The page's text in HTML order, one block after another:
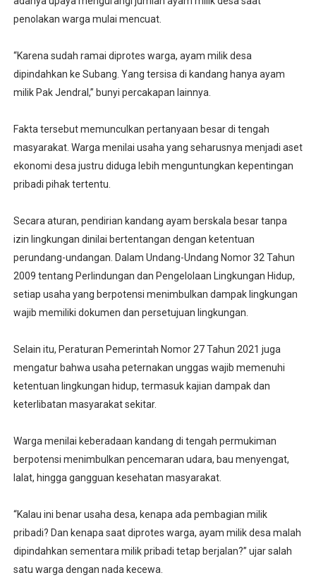
penolakan warga mulai mencuat.
“Karena sudah ramai diprotes warga, ayam milik desa
dipindahkan ke Subang. Yang tersisa di kandang hanya ayam
milik Pak Jendral,” bunyi percakapan lainnya.
Fakta tersebut memunculkan pertanyaan besar di tengah
masyarakat. Warga menilai usaha yang seharusnya menjadi aset
ekonomi desa justru diduga lebih menguntungkan kepentingan
pribadi pihak tertentu.
Secara aturan, pendirian kandang ayam berskala besar tanpa
izin lingkungan dinilai bertentangan dengan ketentuan
perundang-undangan. Dalam Undang-Undang Nomor 32 Tahun
2009 tentang Perlindungan dan Pengelolaan Lingkungan Hidup,
setiap usaha yang berpotensi menimbulkan dampak lingkungan
wajib memiliki dokumen dan persetujuan lingkungan.
Selain itu, Peraturan Pemerintah Nomor 27 Tahun 2021 juga
mengatur bahwa usaha peternakan unggas wajib memenuhi
ketentuan lingkungan hidup, termasuk kajian dampak dan
keterlibatan masyarakat sekitar.
Warga menilai keberadaan kandang di tengah permukiman
berpotensi menimbulkan pencemaran udara, bau menyengat,
lalat, hingga gangguan kesehatan masyarakat.
“Kalau ini benar usaha desa, kenapa ada pembagian milik
pribadi? Dan kenapa saat diprotes warga, ayam milik desa malah
dipindahkan sementara milik pribadi tetap berjalan?” ujar salah
satu warga dengan nada kecewa.